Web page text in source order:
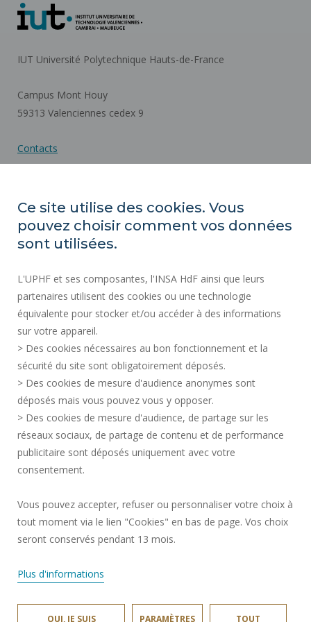
IUT Université Polytechnique Hauts-de-France
Campus Mont Houy
59313 Valenciennes cedex 9
Contacts
ACTES RÉGLEMENTAIRES
MARCHÉS PUBLICS
MENTIONS LÉGALES
ESPACE PRESSE
RECRUTEMENTS
PLAN DU SITE
DONNÉES PERSONNELLES
ACCESSIBILITÉ
GESTION DES COOKIES
Rejoignez-nous!
Ce site utilise des cookies. Vous
pouvez choisir comment vos données
sont utilisées.
L'UPHF et ses composantes, l'INSA HdF ainsi que leurs
partenaires utilisent des cookies ou une technologie
équivalente pour stocker et/ou accéder à des informations
sur votre appareil.
> Des cookies nécessaires au bon fonctionnement et la
sécurité du site sont obligatoirement déposés.
> Des cookies de mesure d'audience anonymes sont
déposés mais vous pouvez vous y opposer.
> Des cookies de mesure d'audience, de partage sur les
réseaux sociaux, de partage de contenu et de performance
publicitaire sont déposés uniquement avec votre
consentement.
Vous pouvez accepter, refuser ou personnaliser votre choix à
tout moment via le lien "Cookies" en bas de page. Vos choix
seront conservés pendant 13 mois.
Plus d'informations
OUI, JE SUIS PARAMÈTRES TOUT